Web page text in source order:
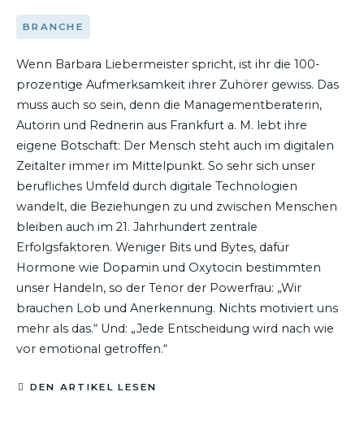
BRANCHE
Wenn Barbara Liebermeister spricht, ist ihr die 100-
prozentige Aufmerksamkeit ihrer Zuhörer gewiss. Das
muss auch so sein, denn die Managementberaterin,
Autorin und Rednerin aus Frankfurt a. M. lebt ihre
eigene Botschaft: Der Mensch steht auch im digitalen
Zeitalter immer im Mittelpunkt. So sehr sich unser
berufliches Umfeld durch digitale Technologien
wandelt, die Beziehungen zu und zwischen Menschen
bleiben auch im 21. Jahrhundert zentrale
Erfolgsfaktoren. Weniger Bits und Bytes, dafür
Hormone wie Dopamin und Oxytocin bestimmten
unser Handeln, so der Tenor der Powerfrau: „Wir
brauchen Lob und Anerkennung. Nichts motiviert uns
mehr als das.“ Und: „Jede Entscheidung wird nach wie
vor emotional getroffen.“
DEN ARTIKEL LESEN